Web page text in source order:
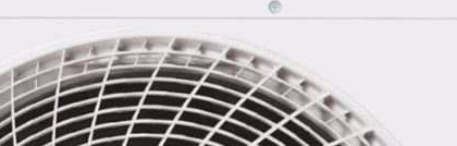
кондиционера AUX AL-HS18/4DR2(U) 50м²
блок кондиционера AUX